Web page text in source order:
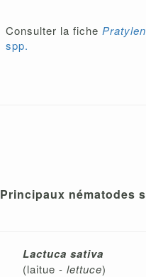
Consulter la fiche
spp.
Principaux nématodes
Lactuca sativa
(laitue - lettuce)